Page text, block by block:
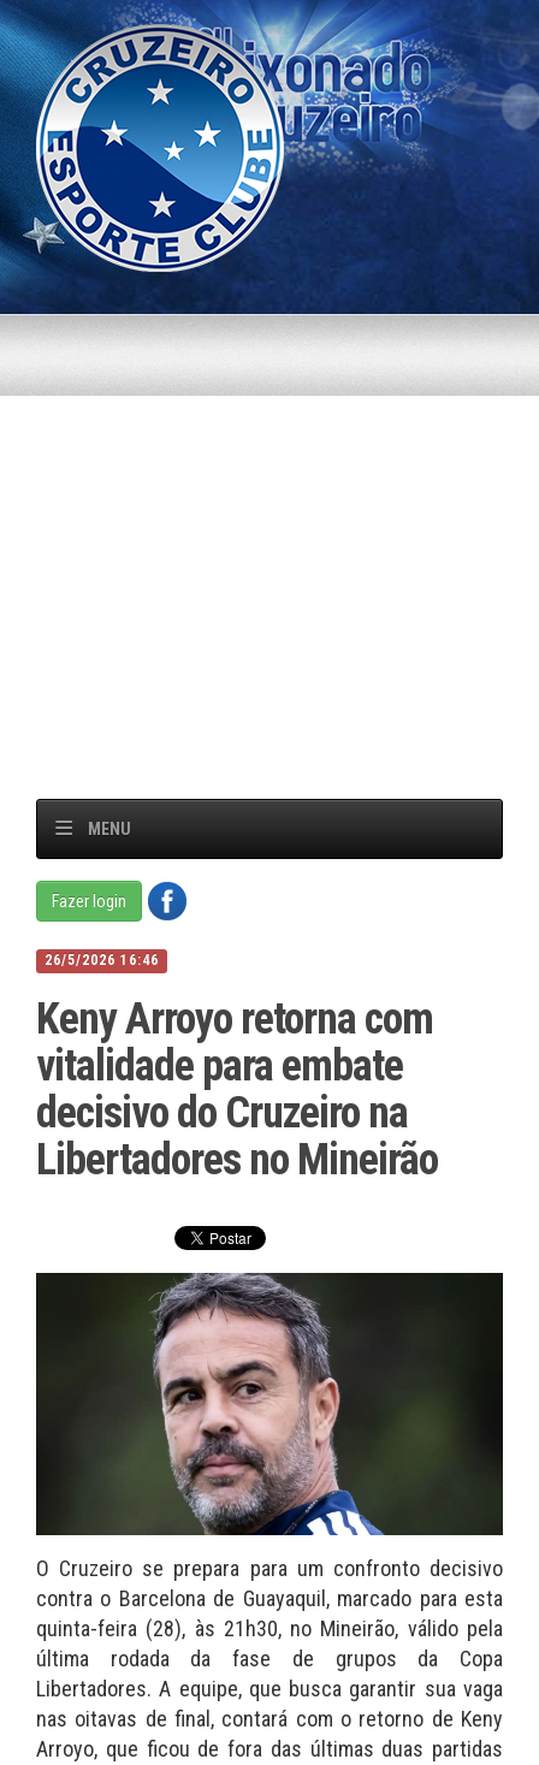
MENU
Fazer login
26/5/2026 16:46
Keny Arroyo retorna com
vitalidade para embate
decisivo do Cruzeiro na
Libertadores no Mineirão
O Cruzeiro se prepara para um confronto decisivo
contra o Barcelona de Guayaquil, marcado para esta
quinta-feira (28), às 21h30, no Mineirão, válido pela
última rodada da fase de grupos da Copa
Libertadores. A equipe, que busca garantir sua vaga
nas oitavas de final, contará com o retorno de Keny
Arroyo, que ficou de fora das últimas duas partidas